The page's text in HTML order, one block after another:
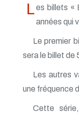
2014 -
2013 -
Les billets «
années qui
Le premier
sera le billet de
Les autres
une fréquence
Cette